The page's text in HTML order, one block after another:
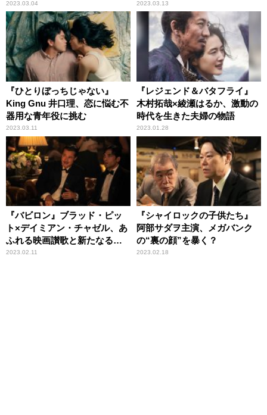
賞」注目度No.1ムービー
2023.03.04 男優賞】
2023.03.13
『ひとりぼっちじゃない』
King Gnu 井口理、恋に悩む不
器用な青年役に挑む
2023.03.11
『レジェンド＆バタフライ』
木村拓哉×綾瀬はるか、激動の
時代を生きた夫婦の物語
2023.01.28
『バビロン』ブラッド・ピッ
ト×デイミアン・チャゼル、あ
ふれる映画讃歌と新たなる挑
戦
2023.02.11
『シャイロックの子供たち』
阿部サダヲ主演、メガバンク
の“裏の顔”を暴く？
2023.02.18